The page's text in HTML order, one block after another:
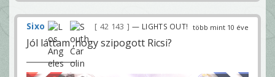
több mint 10 éve
Sixo 42 143 — LIGHTS OUT!
Jól láttam ,hogy szipogott Ricsi?